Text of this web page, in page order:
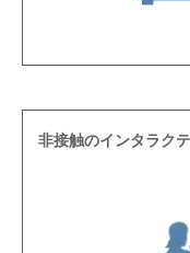
非接触のインタラク